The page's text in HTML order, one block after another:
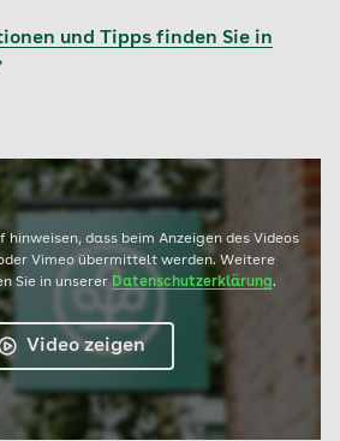
und Tipps finden Sie in
hinweisen, dass beim Anzeigen des Videos
Vimeo übermittelt werden. Weitere
Sie in unsererDatenschutzerklärung.
Video zeigen